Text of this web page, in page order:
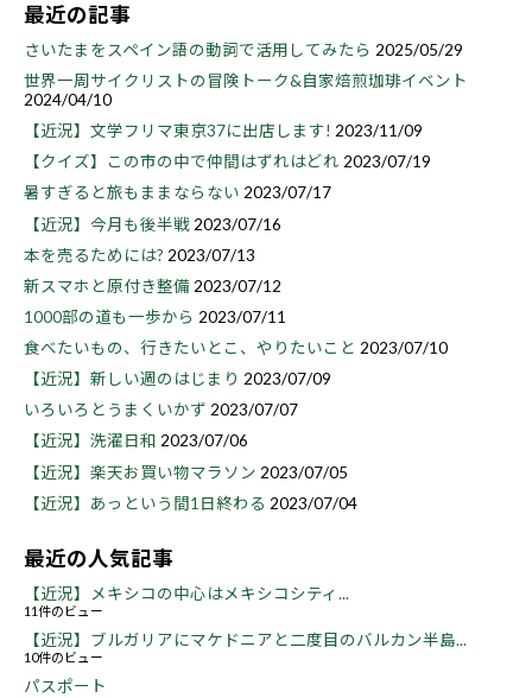
最近の記事
さいたまをスペイン語の動詞で活用してみたら 2025/05/29
世界一周サイクリストの冒険トーク&自家焙煎珈琲イベント
2024/04/10
【近況】文学フリマ東京37に出店します! 2023/11/09
【クイズ】この市の中で仲間はずれはどれ 2023/07/19
暑すぎると旅もままならない 2023/07/17
【近況】今月も後半戦 2023/07/16
本を売るためには? 2023/07/13
新スマホと原付き整備 2023/07/12
1000部の道も一歩から 2023/07/11
食べたいもの、行きたいとこ、やりたいこと 2023/07/10
【近況】新しい週のはじまり 2023/07/09
いろいろとうまくいかず 2023/07/07
【近況】洗濯日和 2023/07/06
【近況】楽天お買い物マラソン 2023/07/05
【近況】あっという間1日終わる 2023/07/04
最近の人気記事
【近況】メキシコの中心はメキシコシティ...
11件のビュー
【近況】ブルガリアにマケドニアと二度目のバルカン半島...
10件のビュー
パスポート